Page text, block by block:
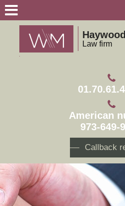
Haywood
Law firm
American
973-649-
Callback
Cookies management panel